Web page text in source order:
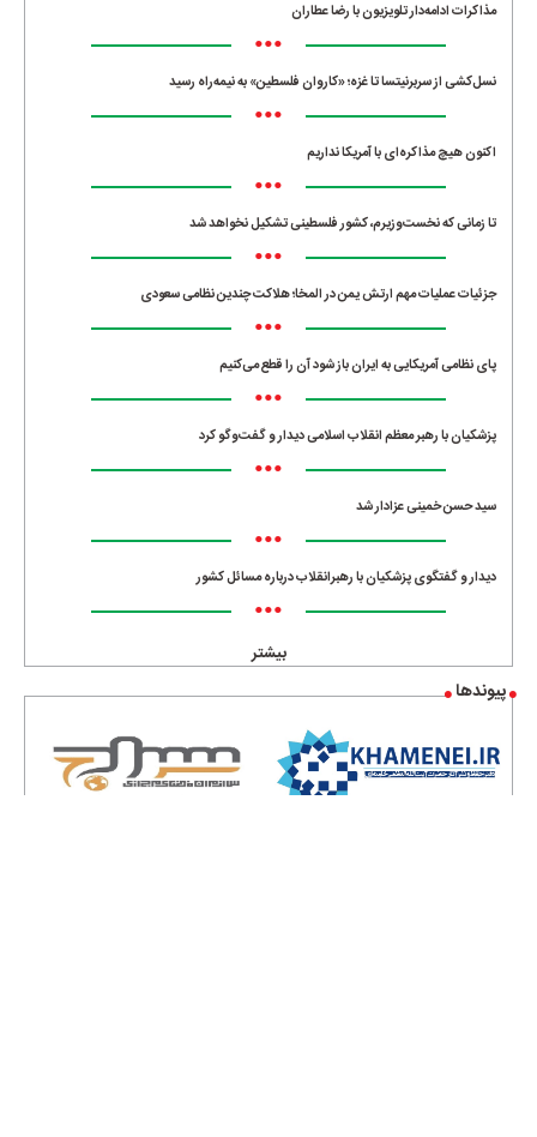
مذاکرات ادامه‌دار تلویزیون با رضا عطاران
•••
نسل‌کشی از سربرنیتسا تا غزه؛ «کاروان فلسطین» به نیمه‌راه رسید
•••
اکنون هیچ مذاکره‌ای با آمریکا نداریم
•••
تا زمانی که نخست‌وزیرم، کشور فلسطینی تشکیل نخواهد شد
•••
جزئیات عملیات مهم ارتش یمن در المخا؛ هلاکت چندین نظامی سعودی
•••
پای نظامی آمریکایی به ایران باز شود آن را قطع می‌کنیم
•••
پزشکیان با رهبر معظم انقلاب اسلامی دیدار و گفت‌وگو کرد
•••
سید حسن خمینی عزادار شد
•••
دیدار و گفتگوی پزشکیان با رهبرانقلاب درباره مسائل کشور
•••
بیشتر
پیوندها